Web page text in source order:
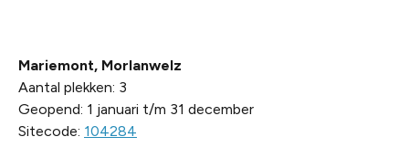
Mariemont, Morlanwelz
Aantal plekken: 3
Geopend: 1 januari t/m 31 december
Sitecode: 104284